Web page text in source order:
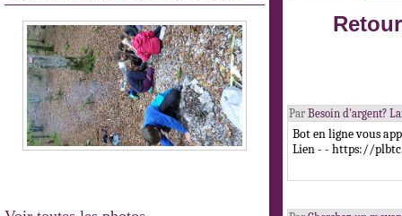
Par Besoin d'argent?
Bot en ligne vous
Lien - - https://